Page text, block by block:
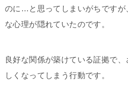
のに…と思ってしまいがちですが
な心理が隠れていたのです。
良好な関係が築けている証拠で
しくなってしまう行動です。